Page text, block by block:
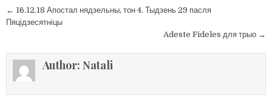
Навігацыя
па
← 16.12.18 Апостал нядзельны, тон 4. Тыдзень 29 пасля
Пяцідзесятніцы
Adeste Fideles для трыо →
Author: Natali